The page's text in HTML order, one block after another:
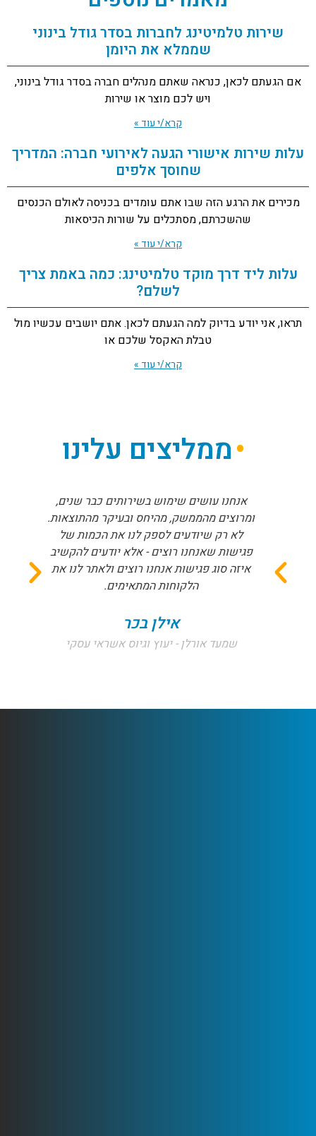
שירות טלמיטינג לחברות בסדר גודל בינוני
שממלא את היומן
אם הגעתם לכאן, כנראה שאתם מנהלים חברה בסדר גודל בינוני,
ויש לכם מוצר או שירות
קרא/י עוד »
עלות שירות אישורי הגעה לאירועי חברה: המדריך
שחוסך אלפים
מכירים את הרגע הזה שבו אתם עומדים בכניסה לאולם הכנסים
שהשכרתם, מסתכלים על שורות הכיסאות
קרא/י עוד »
עלות ליד דרך מוקד טלמיטינג: כמה באמת צריך
לשלם?
תראו, אני יודע בדיוק למה הגעתם לכאן. אתם יושבים עכשיו מול
טבלת האקסל שלכם או
קרא/י עוד »
ממליצים עלינו
אנחנו עושים שימוש בשירותים כבר שנים,
ומרוצים מהממשק, מהיחס ובעיקר מהתוצאות.
לא רק שיודעים לספק לנו את הכמות של
פגישות שאנחנו רוצים - אלא יודעים להקשיב
איזה סוג פגישות אנחנו רוצים ולאתר לנו את
הלקוחות המתאימים.
אילן בכר
שמעד אורלן - יעוץ וגיוס אשראי עסקי